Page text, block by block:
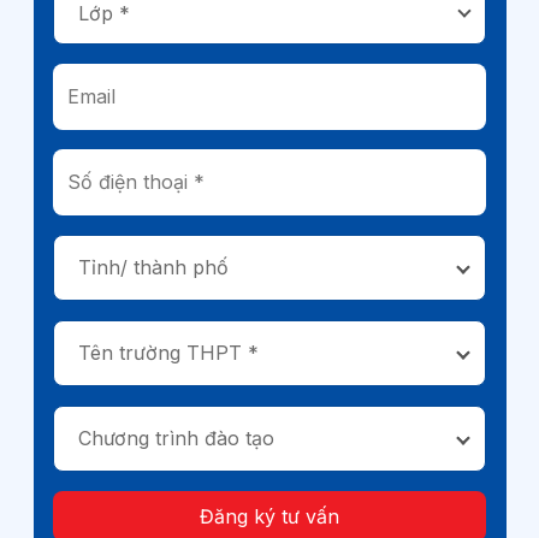
Tỉnh/ thành phố
Tên trường THPT *
Chương trình đào tạo
Đăng ký tư vấn